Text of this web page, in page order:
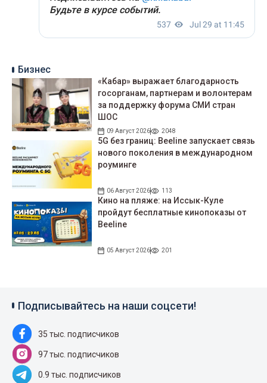
Бизнес
«Кабар» выражает благодарность
госорганам, партнерам и волонтерам
за поддержку форума СМИ стран
ШОС
09 Август 2026 2048
5G без границ: Beeline запускает связь
нового поколения в международном
роуминге
06 Август 2026 113
Кино на пляже: на Иссык-Куле
пройдут беcплатные кинопоказы от
Beeline
05 Август 2026 201
Подписывайтесь на наши соцсети!
35 тыс. подписчиков
97 тыс. подписчиков
0.9 тыс. подписчиков